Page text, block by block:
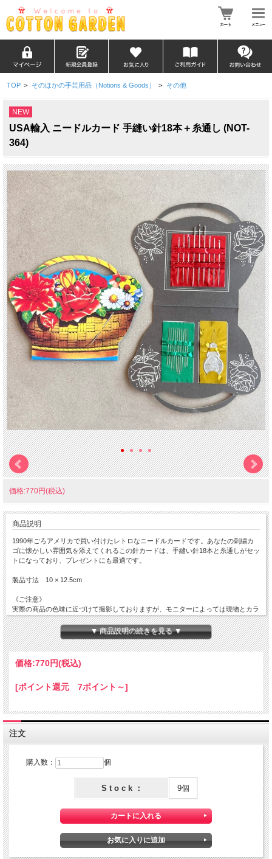
TOP > そのほかの手芸用品（Notions & Goods） > その他
NEW
USA輸入 ニードルカード 手縫い針18本＋糸通し (NOT-
364)
価格:770円(税込)
商品説明
1990年ごろアメリカで買い付けたレトロなニードルカードです。あなたの刺繍カ
ゴに懐かしい雰囲気を添えてくれるこの針カードは、手縫い針18本と糸通しがセッ
トになっており、プレゼントにも最適です。
製品寸法 10 × 12.5cm
《ご注意》
実際の商品の色味に近づけて撮影しておりますが、モニターによっては現物とカラ
ーサンプル画像で色味がやや異なる場合がございます。
▼ 商品説明の続きを見る ▼
価格:770円(税込)
[ポイント還元 7ポイント～]
注文
購入数： 個
S t o c k ： 9個